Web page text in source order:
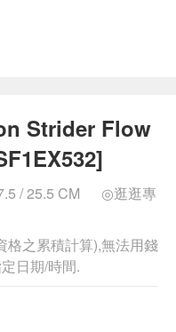
Strider Flow
/ 25.5 CM
◎逛逛專
格之累積計算),無法用錢
日期/時間.